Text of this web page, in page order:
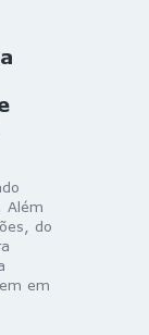
Além
do
em